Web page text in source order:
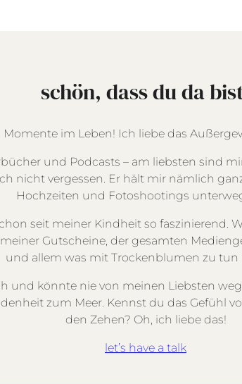
schön, dass du da
im Leben! Ich liebe das
und Podcasts – am liebsten sind
nicht vergessen. Er hält mir nämlich
Hochzeiten und Fotoshootings
seit meiner Kindheit so faszinierend.
Gutscheine, der gesamten
und allem was mit Trockenblumen zu tun
könnte nie von meinen Liebsten
zum Meer. Kennst du das Gefühl
den Zehen? Oh, ich liebe das!
let’s have a talk